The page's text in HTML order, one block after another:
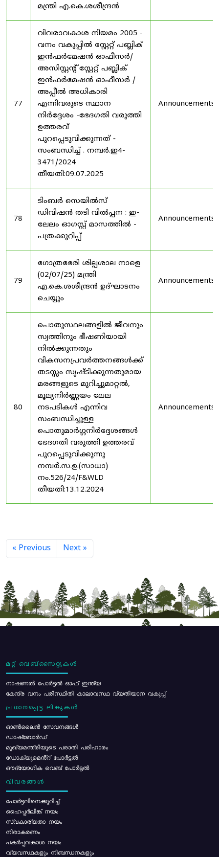
മന്ത്രി എ.കെ.ശശീന്ദ്രൻ
77
വിവരാവകാശ നിയമം 2005 -
വനം വകുപ്പിൽ സ്റ്റേറ്റ് പബ്ലിക്
ഇൻഫർമേഷൻ ഓഫീസർ/
അസിസ്റ്റന്റ് സ്റ്റേറ്റ് പബ്ലിക്
ഇൻഫർമേഷൻ ഓഫീസർ /
അപ്പീൽ അധികാരി
എന്നിവരുടെ സ്ഥാന
നിർദ്ദേശം -ഭേദഗതി വരുത്തി
ഉത്തരവ്
പുറപ്പെടുവിക്കുന്നത് -
സംബന്ധിച്ച് . നമ്പർ.ഇ4-
3471/2024
തീയതി:09.07.2025
Announcements
78
ടിംബർ സെയിൽസ്
ഡിവിഷൻ തടി വിൽപ്പന : ഇ-
ലേലം ഓഗസ്റ്റ് മാസത്തിൽ -
പത്രക്കുറിപ്പ്
Announcements
79
ഗോത്രഭേരി ശില്പശാല നാളെ
(02/07/25) മന്ത്രി
എ.കെ.ശശീന്ദ്രൻ ഉദ്‌ഘാടനം
ചെയ്യും
Announcements
80
പൊതുസ്ഥലങ്ങളിൽ ജീവനും
സ്വത്തിനും ഭീഷണിയായി
നിൽക്കുന്നതും
വികസനപ്രവർത്തനങ്ങൾക്ക്
തടസ്സം സൃഷ്ടിക്കുന്നതുമായ
മരങ്ങളുടെ മുറിച്ചുമാറ്റൽ,
മൂല്യനിർണ്ണയം ലേല
നടപടികൾ എന്നിവ
സംബന്ധിച്ചുള്ള
പൊതുമാർഗ്ഗനിർദ്ദേശങ്ങൾ
ഭേദഗതി വരുത്തി ഉത്തരവ്
പുറപ്പെടുവിക്കുന്നു
നമ്പർ.സ.ഉ.(സാധാ)
നം.526/24/F&WLD
തീയതി:13.12.2024
Announcements
« Previous Next »
മറ്റ് വെബ്സൈറ്റുകൾ
നാഷണൽ പോർട്ടൽ ഓഫ് ഇന്ത്യ
കേന്ദ്ര വനം പരിസ്ഥിതി കാലാവസ്ഥ വ്യതിയാന വകുപ്പ്
പ്രധാനപ്പെട്ട ലിങ്കുകൾ
ഓൺലൈൻ സേവനങ്ങൾ
ഡാഷ്ബോർഡ്
മുഖ്യമന്ത്രിയുടെ പരാതി പരിഹാരം
ഡോക്യുമെൻ്റ് പോർട്ടൽ
ഔദ്യോഗിക വെബ് പോർട്ടൽ
വിവരങ്ങൾ
പോര്‍ട്ടലിനെക്കുറിച്ച്
ഹൈപ്പർലിങ്ക് നയം
സ്വകാര്യതാ നയം
നിരാകരണം
പകർപ്പവകാശ നയം
വ്യവസ്ഥകളും നിബന്ധനകളും